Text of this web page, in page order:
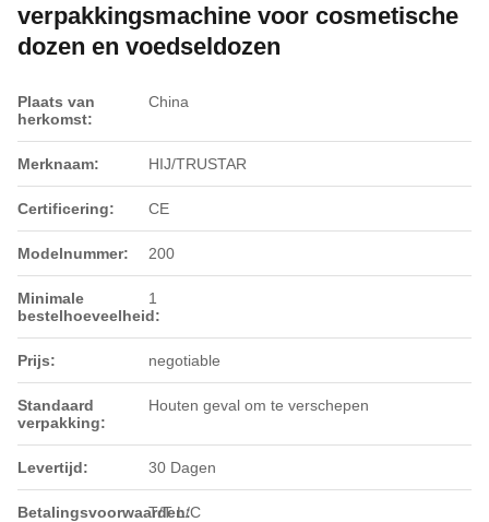
verpakkingsmachine voor cosmetische
dozen en voedseldozen
Plaats van
herkomst:
China
Merknaam: HIJ/TRUSTAR
Certificering: CE
Modelnummer: 200
Minimale
bestelhoeveelheid:
1
Prijs: negotiable
Standaard
verpakking:
Houten geval om te verschepen
Levertijd: 30 Dagen
Betalingsvoorwaarden:
T/T L/C